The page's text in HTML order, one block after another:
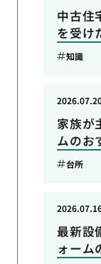
中古住
を受け
知識
家族が
ムのお
台所
最新設
ォーム